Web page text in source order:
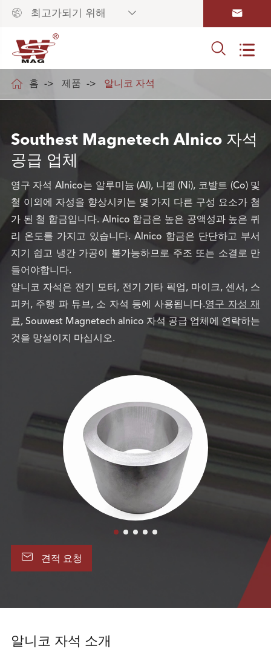
 최고가되기 위해  
 
 홈 제품 알니코 자석
Southest Magnetech Alnico 자석
공급 업체
영구 자석 Alnico는 알루미늄 (Al), 니켈 (Ni), 코발트 (Co) 및
철 이외에 자성을 향상시키는 몇 가지 다른 구성 요소가 첨
가 된 철 합금입니다. Alnico 합금은 높은 공액성과 높은 퀴
리 온도를 가지고 있습니다. Alnico 합금은 단단하고 부서
지기 쉽고 냉간 가공이 불가능하므로 주조 또는 소결로 만
들어야합니다.
알니코 자석은 전기 모터, 전기 기타 픽업, 마이크, 센서, 스
피커, 주행 파 튜브, 소 자석 등에 사용됩니다.영구 자성 재
료, Souwest Magnetech alnico 자석 공급 업체에 연락하는
것을 망설이지 마십시오.
 견적 요청
알니코 자석 소개